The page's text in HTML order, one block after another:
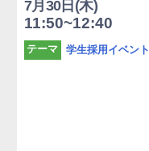
7月30日(木)
11:50~12:40
テーマ 学生採用イベント